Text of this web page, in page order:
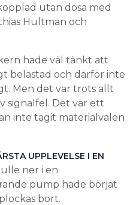
utan dosa med
Hultman och
hade väl tänkt att
belastad och därför inte
Men det var trots allt
signalfel. Det var ett
inte tagit materialvalen
UPPLEVELSE I EN
ner i en
pump hade börjat
bort.